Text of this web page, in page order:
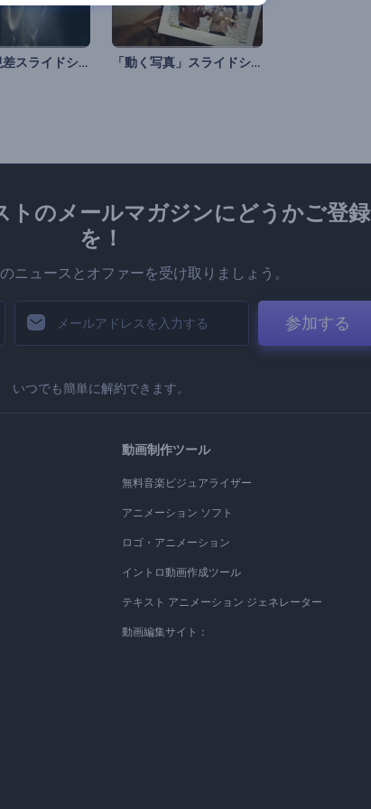
モダンな視差スライドショー 「動く写真」スライドショー
トのメールマガジンにどうかご登録
を！
ニュースとオファーを受け取りましょう。
参加する
いつでも簡単に解約できます。
動画制作ツール
無料音楽ビジュアライザー
アニメーション ソフト
ロゴ・アニメーション
イントロ動画作成ツール
テキスト アニメーション ジェネレーター
動画編集サイト：